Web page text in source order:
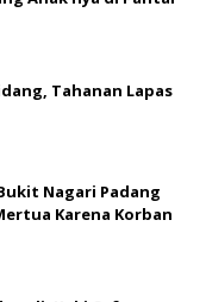
Tahanan Lapas
Nagari Padang
Karena Korban